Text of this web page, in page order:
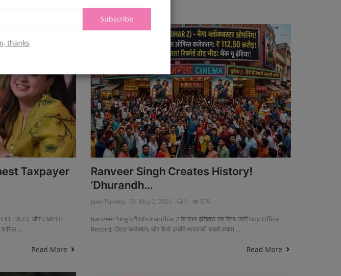
Subscribe
thanks
Taxpayer
BCCL और CMPDI
...
Read More
Ranveer Singh Creates History!
‘Dhurandh...
Jyoti Pandey May 2, 2026 0 576
Ranveer Singh ने Dhurandhar 2 के साथ इतिहास रच दिया! जानें Box Office
Record, टोटल कलेक्शन, और कैसे उन्होंने भारत की सबसे ज़्यादा ...
Read More